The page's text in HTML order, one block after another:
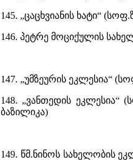
145. „ცაცხვიანის ხატი“
146. პეტრე მოციქულის
147. „უმზეურის ეკლესია“
148. „ვანთედის ეკლესია“
ბაზილიკა)
149. წმ.ნინოს სახელობის